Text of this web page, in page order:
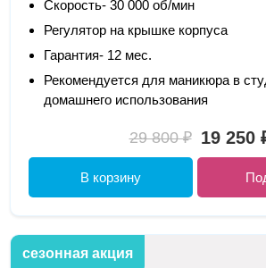
Скорость- 30 000 об/мин
Регулятор на крышке корпуса
Гарантия- 12 мес.
Рекомендуется для маникюра в
домашнего использования
29 800 ₽ 19 250
В корзину
сезонная акция